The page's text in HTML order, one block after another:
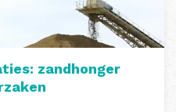
zandhonger